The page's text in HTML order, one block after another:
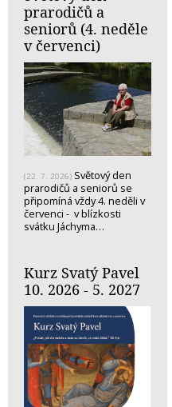
prarodičů a
seniorů (4. neděle
v červenci)
(22. 7. 2026) Světový den
prarodičů a seniorů se
připomíná vždy 4. neděli v
červenci - v blízkosti
svátku Jáchyma…
Kurz Svatý Pavel
10. 2026 - 5. 2027